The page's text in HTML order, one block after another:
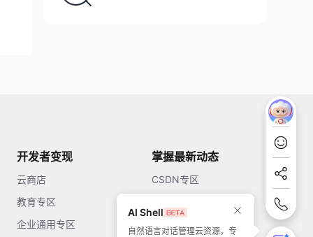
AI Shell
自然语言对话管理云资源，专
开发者变现
云商店
教育专区
企业通用专区
掌握最新动态
CSDN专区
开源中国